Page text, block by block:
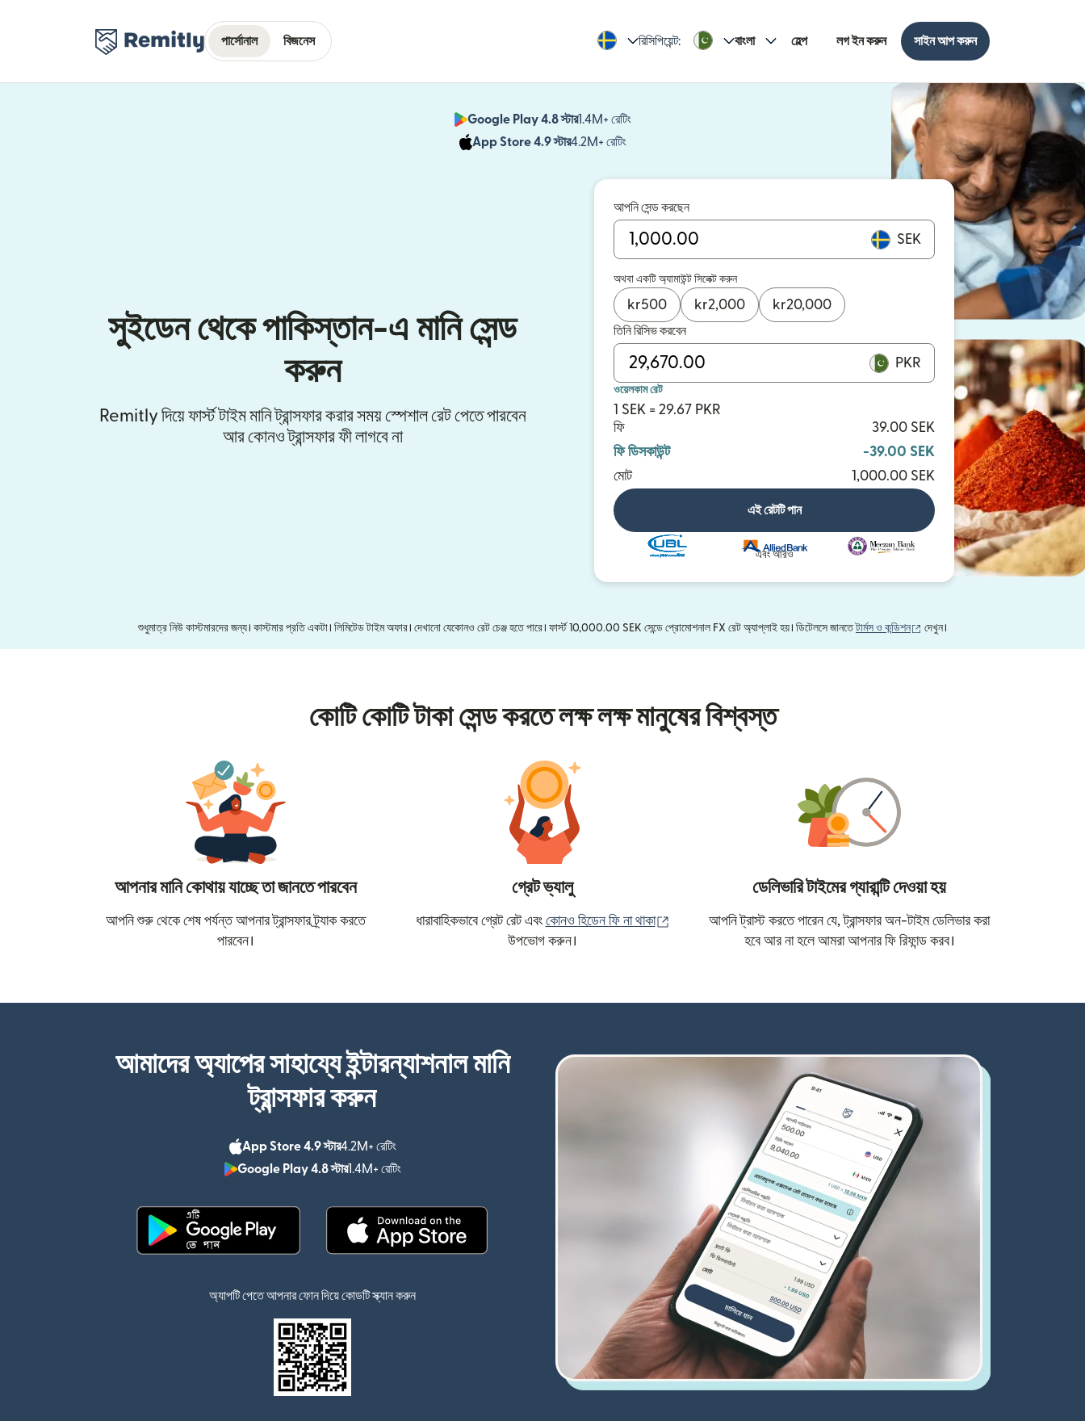
পার্সোনাল বিজনেস রিসিপিয়েন্ট: বাংলা হেল্প লগ ইন করুন সাইন আপ করুন
Google Play 4.8 স্টার1.4M+ রেটিং
App Store 4.9 স্টার4.2M+ রেটিং
সুইডেন থেকে পাকিস্তান-এ মানি সেন্ড
করুন
Remitly দিয়ে ফার্স্ট টাইম মানি ট্রান্সফার করার সময় স্পেশাল রেট পেতে পারবেন
আর কোনও ট্রান্সফার ফী লাগবে না
আপনি সেন্ড করছেন
SEK
অথবা একটি অ্যামাউন্ট সিলেক্ট করুন
kr500 kr2,000 kr20,000
তিনি রিসিভ করবেন
PKR
ওয়েলকাম রেট
1 SEK = 29.67 PKR
ফি
39.00 SEK
ফি ডিসকাউন্ট
-39.00 SEK
মোট
1,000.00 SEK
এই রেটটি পান
এবং আরও
শুধুমাত্র নিউ কাস্টমারদের জন্য। কাস্টমার প্রতি একটা। লিমিটেড টাইম অফার। দেখানো যেকোনও রেট চেঞ্জ হতে পারে। ফার্স্ট 10,000.00 SEK সেন্ডে প্রোমোশনাল FX রেট অ্যাপ্লাই হয়। ডিটেলসে জানতেটার্মস ও কন্ডিশন (নতুন উইন্ডোতে খুলবে)
দেখুন।
কোটি কোটি টাকা সেন্ড করতে লক্ষ লক্ষ মানুষের বিশ্বস্ত
আপনার মানি কোথায় যাচ্ছে তা জানতে পারবেন
আপনি শুরু থেকে শেষ পর্যন্ত আপনার ট্রান্সফার ট্র্যাক করতে
পারবেন।
গ্রেট ভ্যালু
ধারাবাহিকভাবে গ্রেট রেট এবং কোনও হিডেন ফি না থাকা
(নতুন উইন্ডোতে খুলবে)
উপভোগ করুন।
ডেলিভারি টাইমের গ্যারান্টি দেওয়া হয়
আপনি ট্রাস্ট করতে পারেন যে, ট্রান্সফার অন-টাইম ডেলিভার করা
হবে আর না হলে আমরা আপনার ফি রিফান্ড করব।
আমাদের অ্যাপের সাহায্যে ইন্টারন্যাশনাল মানি
ট্রান্সফার করুন
App Store 4.9 স্টার4.2M+ রেটিং
Google Play 4.8 স্টার1.4M+ রেটিং
অ্যাপটি পেতে আপনার ফোন দিয়ে কোডটি স্ক্যান করুন